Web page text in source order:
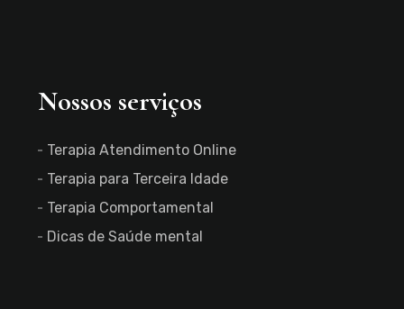
Nossos serviços
Terapia Atendimento Online
Terapia para Terceira Idade
Terapia Comportamental
Dicas de Saúde mental